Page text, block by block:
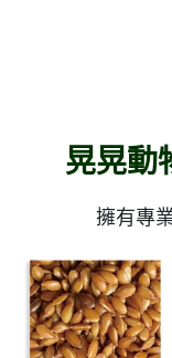
晃晃動
擁有專